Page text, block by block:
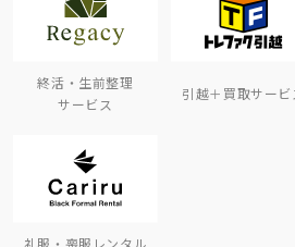
終活・生前整理
サービス
引越＋買取サービ
礼服・喪服レンタル